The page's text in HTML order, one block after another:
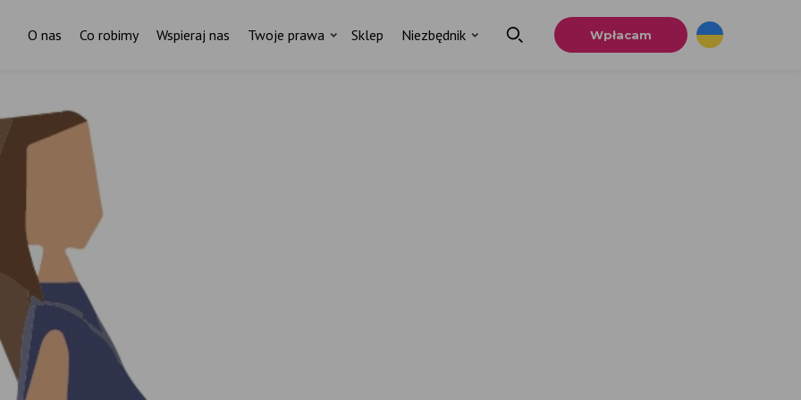
O nas Co robimy Wspieraj nas Twoje prawa Sklep Niezbędnik Wpłacam
każdym pismem do ministra
stoi czyjaś historia.
I ktoś, kto nas wspiera.
stałym darczyńcą Fundacji Rodzić po Ludzku.